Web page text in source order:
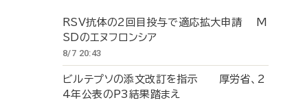
RSV抗体の2回目投与で適応拡大申請 M
SDのエヌフロンシア
8/7 20:43
ビルテプソの添文改訂を指示 厚労省、2
4年公表のP3結果踏まえ